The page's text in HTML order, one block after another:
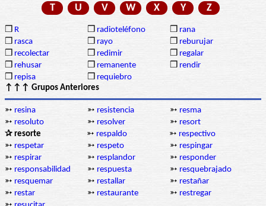
T
U V W X Y Z
❒ R ❒ radioteléfono ❒ rana
❒ rasca ❒ rayo ❒ reburujar
❒ recolectar ❒ redimir ❒ regalar
❒ rehusar ❒ remanente ❒ rendir
❒ repisa ❒ requiebro
↑↑↑ Grupos Anteriores
➳ resina ➳ resistencia ➳ resma
➳ resoluto ➳ resolver ➳ resort
✰ resorte
➳ respaldo ➳ respectivo
➳ respetar ➳ respeto ➳ respingar
➳ respirar ➳ resplandor ➳ responder
➳ responsabilidad ➳ respuesta ➳ resquebrajado
➳ resquemar ➳ restallar ➳ restañar
➳ restar ➳ restaurante ➳ restregar